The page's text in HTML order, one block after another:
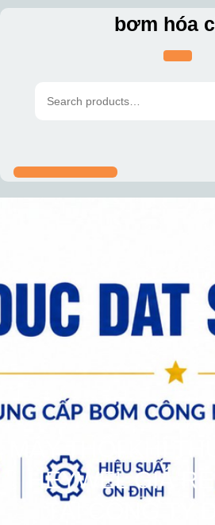
Skip
bơm hóa
MÁY THỔI KHÍ
HEYWEL GIÁ
TẠI CÔNG TY